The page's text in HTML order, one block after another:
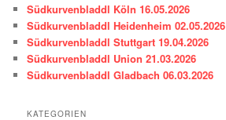
n
Südkurvenbladdl Köln 16.05.2026
Südkurvenbladdl Heidenheim 02.05.2026
Südkurvenbladdl Stuttgart 19.04.2026
Südkurvenbladdl Union 21.03.2026
Südkurvenbladdl Gladbach 06.03.2026
KATEGORIEN